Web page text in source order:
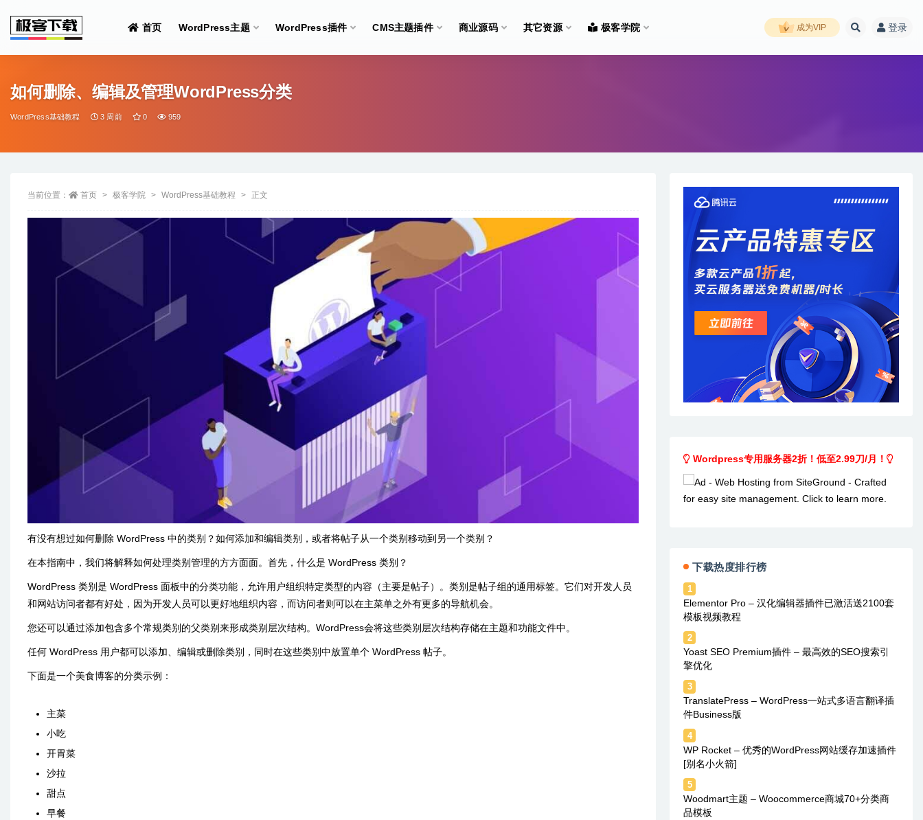
首页 WordPress主题 WordPress插件 CMS主题插件 商业源码 其它资源 极客学院 成为VIP 登录
如何删除、编辑及管理WordPress分类
WordPress基础教程 3 周前 0 959
当前位置： 首页 极客学院 WordPress基础教程 正文
有没有想过如何删除 WordPress 中的类别？如何添加和编辑类别，或者将帖子从一个类别移动到另一个类别？
在本指南中，我们将解释如何处理类别管理的方方面面。首先，什么是 WordPress 类别？
WordPress 类别是 WordPress 面板中的分类功能，允许用户组织特定类型的内容（主要是帖子）。类别是帖子组的通用标签。它们对开发人员
和网站访问者都有好处，因为开发人员可以更好地组织内容，而访问者则可以在主菜单之外有更多的导航机会。
您还可以通过添加包含多个常规类别的父类别来形成类别层次结构。WordPress会将这些类别层次结构存储在主题和功能文件中。
任何 WordPress 用户都可以添加、编辑或删除类别，同时在这些类别中放置单个 WordPress 帖子。
下面是一个美食博客的分类示例：
主菜
小吃
开胃菜
沙拉
甜点
早餐
Wordpress专用服务器2折！低至2.99刀/月！
下载热度排行榜
1
Elementor Pro – 汉化编辑器插件已激活送2100套
模板视频教程
2
Yoast SEO Premium插件 – 最高效的SEO搜索引
擎优化
3
TranslatePress – WordPress一站式多语言翻译插
件Business版
4
WP Rocket – 优秀的WordPress网站缓存加速插件
[别名小火箭]
5
Woodmart主题 – Woocommerce商城70+分类商
品模板